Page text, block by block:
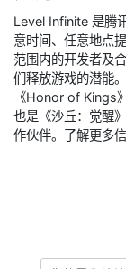
Level Infinite 是腾
意时间、任意地点
范围内的开发者及
们释放游戏的潜能
《Honor of Kings
也是《沙丘：觉醒
作伙伴。了解更多